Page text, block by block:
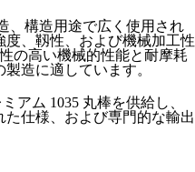
、構造用途で広く使用され
、靱性、および機械加工性
の高い機械的性能と耐摩耗
造に適しています。
アム 1035 丸棒を供給し、
仕様、および専門的な輸出